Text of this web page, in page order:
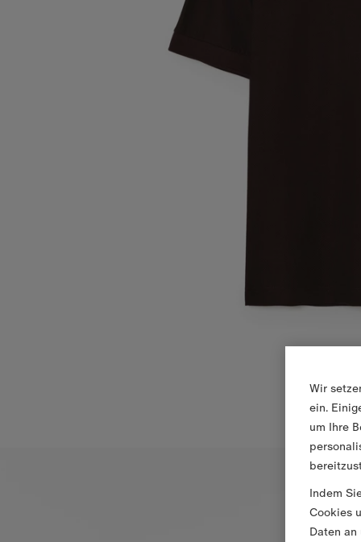
Wir
ein.
um Ihre
Indem
Cookies
Daten